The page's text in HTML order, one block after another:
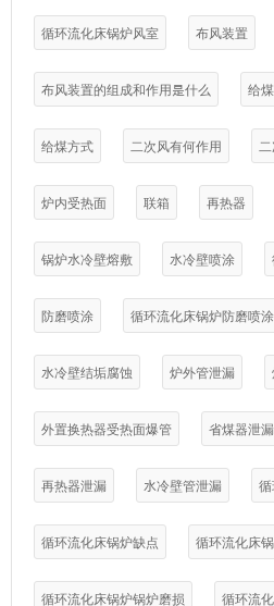
循环流化床锅炉风室 布风装置
布风装置的组成和作用是什么 给
给煤方式 二次风有何作用
炉内受热面 联箱 再热器
锅炉水冷壁熔敷 水冷壁喷涂
防磨喷涂 循环流化床锅炉防磨喷涂
水冷壁结垢腐蚀 炉外管泄漏
外置换热器受热面爆管 省煤器泄漏
再热器泄漏 水冷壁管泄漏
循环流化床锅炉缺点 循环流化床
循环流化床锅炉锅炉磨损 循环流